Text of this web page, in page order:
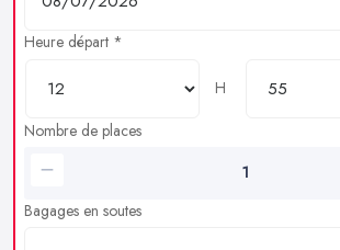
Heure départ *
H
Nombre de places
Bagages en soutes